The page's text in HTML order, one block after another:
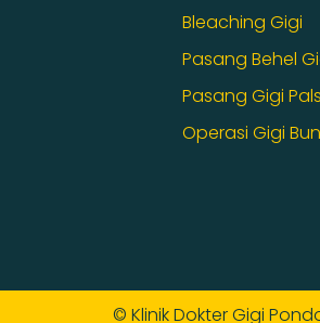
Bleaching Gigi
Pasang Behel
Pasang Gigi
Operasi Gigi
© Klinik Dokter Gigi